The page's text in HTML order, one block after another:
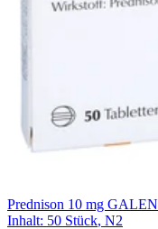
Prednison 10 mg GALEN
Inhalt: 50 Stück, N2